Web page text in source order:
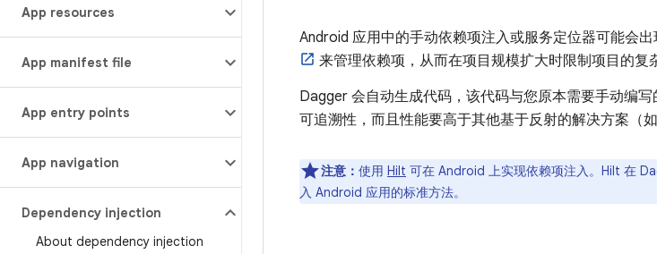
App resources
App manifest file
App entry points
App navigation
Dependency injection
About dependency injection
Android 应用中的手动依赖项注入或服务定位器可能会
来管理依赖项，从而在项目规模扩大时限制项目的复
Dagger 会自动生成代码，该代码与您原本需要手动编
可追溯性，而且性能要高于其他基于反射的解决方案（如
注意： 使用 Hilt 可在 Android 上实现依赖项注入。Hilt 在
入 Android 应用的标准方法。